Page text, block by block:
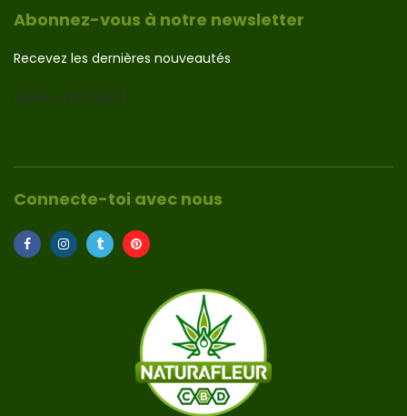
Abonnez-vous à notre newsletter
Recevez les dernières nouveautés
[sibwp_form id=1]
Connecte-toi avec nous